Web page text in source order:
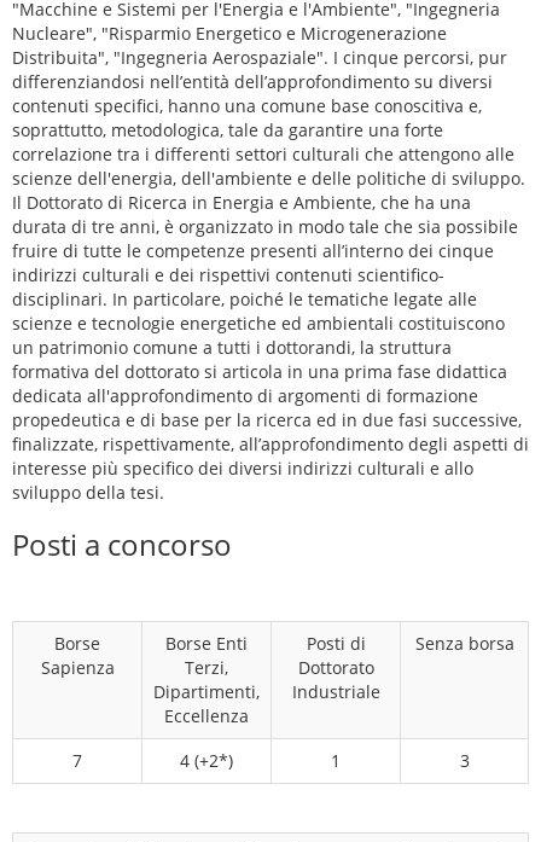
"Macchine e Sistemi per l'Energia e l'Ambiente", "Ingegneria
Nucleare", "Risparmio Energetico e Microgenerazione
Distribuita", "Ingegneria Aerospaziale". I cinque percorsi, pur
differenziandosi nell’entità dell’approfondimento su diversi
contenuti specifici, hanno una comune base conoscitiva e,
soprattutto, metodologica, tale da garantire una forte
correlazione tra i differenti settori culturali che attengono alle
scienze dell'energia, dell'ambiente e delle politiche di sviluppo.
Il Dottorato di Ricerca in Energia e Ambiente, che ha una
durata di tre anni, è organizzato in modo tale che sia possibile
fruire di tutte le competenze presenti all’interno dei cinque
indirizzi culturali e dei rispettivi contenuti scientifico-
disciplinari. In particolare, poiché le tematiche legate alle
scienze e tecnologie energetiche ed ambientali costituiscono
un patrimonio comune a tutti i dottorandi, la struttura
formativa del dottorato si articola in una prima fase didattica
dedicata all'approfondimento di argomenti di formazione
propedeutica e di base per la ricerca ed in due fasi successive,
finalizzate, rispettivamente, all’approfondimento degli aspetti di
interesse più specifico dei diversi indirizzi culturali e allo
sviluppo della tesi.
Posti a concorso
Borse
Sapienza
Borse Enti
Terzi,
Dipartimenti,
Eccellenza
Posti di
Dottorato
Industriale
Senza borsa
7 4 (+2*) 1 3